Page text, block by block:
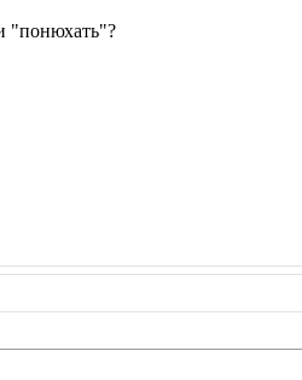
"понюхать"?